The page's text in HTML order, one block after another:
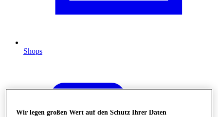
Shops
Wir legen großen Wert auf den Schutz Ihrer Daten